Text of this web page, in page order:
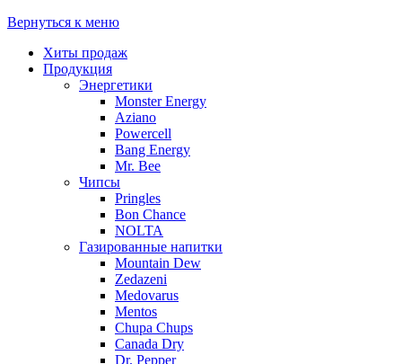
Вернуться к меню
Хиты продаж
Продукция
Энергетики
Monster Energy
Aziano
Powercell
Bang Energy
Mr. Bee
Чипсы
Pringles
Bon Chance
NOLTA
Газированные напитки
Mountain Dew
Zedazeni
Medovarus
Mentos
Chupa Chups
Canada Dry
Dr. Pepper